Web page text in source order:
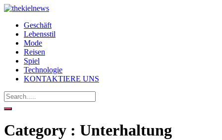
Geschäft
Lebensstil
Mode
Reisen
Spiel
Technologie
KONTAKTIERE UNS
Category : Unterhaltung